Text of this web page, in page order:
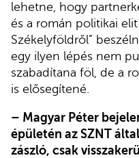
lehetne, hogy
és a román politikai
Székelyföldről”
egy ilyen lépés nem
szabadítana föl, de a
is elősegítené.
– Magyar Péter
épületén az SZNT
zászló, csak